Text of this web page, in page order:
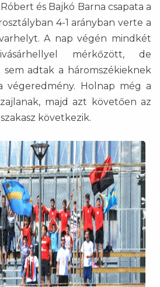
és Bajkó Barna csapata a
4-1 arányban verte a
A nap végén mindkét
mérkőzött, de
sem adtak a háromszékieknek
végeredmény. Holnap még a
majd azt követően az
következik.